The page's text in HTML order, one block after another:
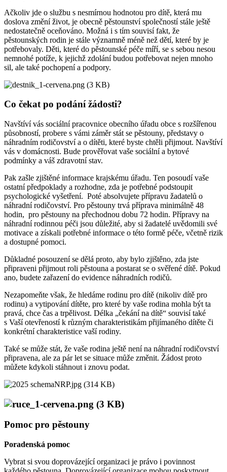
Ačkoliv jde o službu s nesmírnou hodnotou pro dítě, která mu
doslova změní život, je obecně pěstounství společností stále ještě
nedostatečně oceňováno. Možná i s tím souvisí fakt, že
pěstounských rodin je stále významně méně než dětí, které by je
potřebovaly. Děti, které do pěstounské péče míří, se s sebou nesou
nemnohé potíže, k jejichž zdolání budou potřebovat nejen mnoho
sil, ale také pochopení a podpory.
Co čekat po podání žádosti?
Navštíví vás sociální pracovnice obecního úřadu obce s rozšířenou
působností, probere s vámi záměr stát se pěstouny, představy o
náhradním rodičovství a o dítěti, které byste chtěli přijmout. Navštíví
vás v domácnosti. Bude prověřovat vaše sociální a bytové
podmínky a váš zdravotní stav.
Pak zašle zjištěné informace krajskému úřadu. Ten posoudí vaše
ostatní předpoklady a rozhodne, zda je potřebné podstoupit
psychologické vyšetření. Poté absolvujete přípravu žadatelů o
náhradní rodičovství. Pro pěstouny trvá příprava minimálně 48
hodin, pro pěstouny na přechodnou dobu 72 hodin. Přípravy na
náhradní rodinnou péči jsou důležité, aby si žadatelé uvědomili své
motivace a získali potřebné informace o této formě péče, včetně rizik
a dostupné pomoci.
Důkladné posouzení se dělá proto, aby bylo zjištěno, zda jste
připraveni přijmout roli pěstouna a postarat se o svěřené dítě. Pokud
ano, budete zařazení do evidence náhradních rodičů.
Nezapomeňte však, že hledáme rodinu pro dítě (nikoliv dítě pro
rodinu) a vytipování dítěte, pro které by vaše rodina mohla být ta
pravá, chce čas a trpělivost. Délka „čekání na dítě“ souvisí také
s Vaší otevřeností k různým charakteristikám přijímaného dítěte či
konkrétní charakteristice vaší rodiny.
Také se může stát, že vaše rodina ještě není na náhradní rodičovství
připravena, ale za pár let se situace může změnit. Žádost proto
můžete kdykoli stáhnout i znovu podat.
Pomoc pro pěstouny
Poradenská pomoc
Vybrat si svou doprovázející organizaci je právo i povinnost